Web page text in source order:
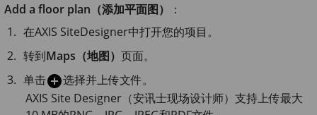
Add a floor plan（添加平面图）
：
在AXIS SiteDesigner中打开您的项目。
转到Maps（地图）页面。
单击
选择并上传文件。
AXIS Site Designer（安讯士现场设计师）支持上传最大